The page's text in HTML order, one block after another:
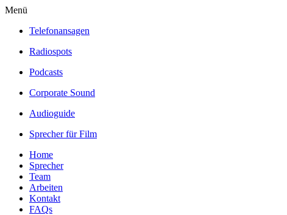
Menü
Telefonansagen
Radiospots
Podcasts
Corporate Sound
Audioguide
Sprecher für Film
Home
Sprecher
Team
Arbeiten
Kontakt
FAQs